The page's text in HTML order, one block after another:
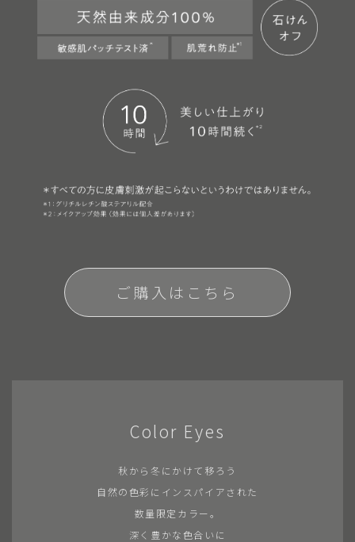
ご購入はこちら
Color Eyes
秋から冬にかけて移ろう
自然の色彩にインスパイアされた
数量限定カラー。
深く豊かな色合いに